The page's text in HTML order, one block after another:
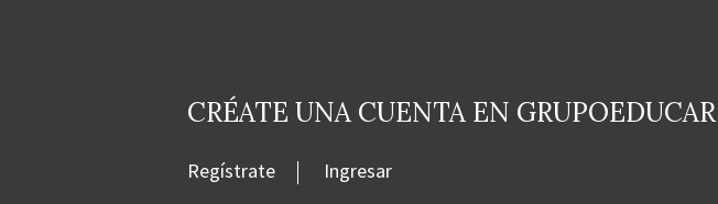
CRÉATE UNA CUENTA EN GRUPOEDUCAR
Regístrate Ingresar